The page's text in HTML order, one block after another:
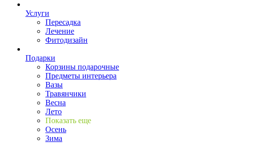
Услуги
Пересадка
Лечение
Фитодизайн
Подарки
Корзины подарочные
Предметы интерьера
Вазы
Травянчики
Весна
Лето
Показать еще
Осень
Зима